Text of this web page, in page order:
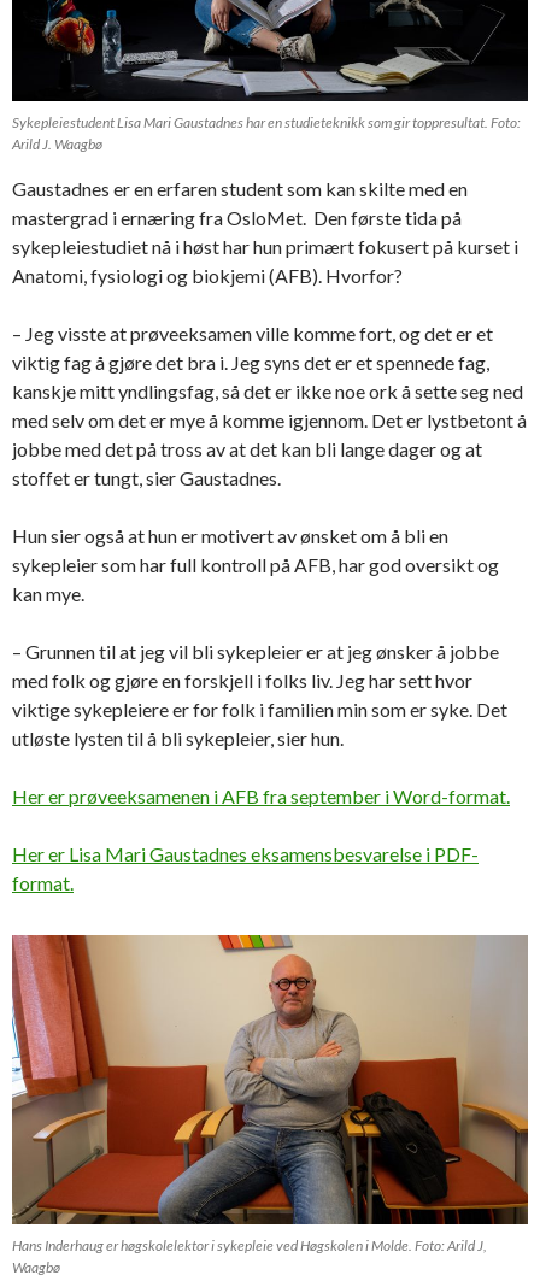
Sykepleiestudent Lisa Mari Gaustadnes har en studieteknikk som gir toppresultat. Foto:
Arild J. Waagbø
Gaustadnes er en erfaren student som kan skilte med en
mastergrad i ernæring fra OsloMet. Den første tida på
sykepleiestudiet nå i høst har hun primært fokusert på kurset i
Anatomi, fysiologi og biokjemi (AFB). Hvorfor?
– Jeg visste at prøveeksamen ville komme fort, og det er et
viktig fag å gjøre det bra i. Jeg syns det er et spennede fag,
kanskje mitt yndlingsfag, så det er ikke noe ork å sette seg ned
med selv om det er mye å komme igjennom. Det er lystbetont å
jobbe med det på tross av at det kan bli lange dager og at
stoffet er tungt, sier Gaustadnes.
Hun sier også at hun er motivert av ønsket om å bli en
sykepleier som har full kontroll på AFB, har god oversikt og
kan mye.
– Grunnen til at jeg vil bli sykepleier er at jeg ønsker å jobbe
med folk og gjøre en forskjell i folks liv. Jeg har sett hvor
viktige sykepleiere er for folk i familien min som er syke. Det
utløste lysten til å bli sykepleier, sier hun.
Her er prøveeksamenen i AFB fra september i Word-format.
Her er Lisa Mari Gaustadnes eksamensbesvarelse i PDF-
format.
Hans Inderhaug er høgskolelektor i sykepleie ved Høgskolen i Molde. Foto: Arild J,
Waagbø